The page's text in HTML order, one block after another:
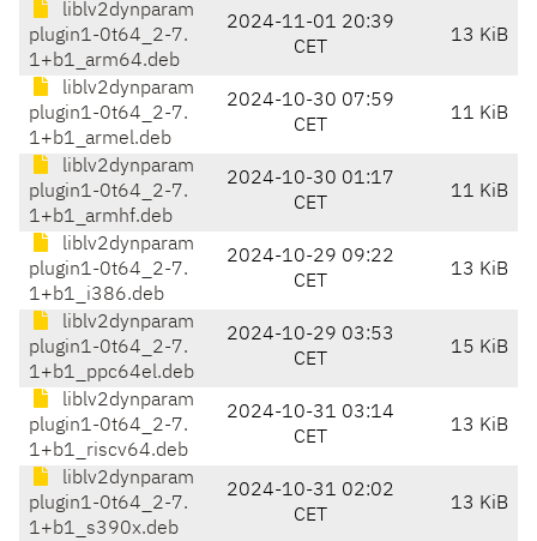
liblv2dynparam
plugin1-0t64_2-7.
1+b1_arm64.deb
2024-11-01 20:39
CET
13 KiB
liblv2dynparam
plugin1-0t64_2-7.
1+b1_armel.deb
2024-10-30 07:59
CET
11 KiB
liblv2dynparam
plugin1-0t64_2-7.
1+b1_armhf.deb
2024-10-30 01:17
CET
11 KiB
liblv2dynparam
plugin1-0t64_2-7.
1+b1_i386.deb
2024-10-29 09:22
CET
13 KiB
liblv2dynparam
plugin1-0t64_2-7.
1+b1_ppc64el.deb
2024-10-29 03:53
CET
15 KiB
liblv2dynparam
plugin1-0t64_2-7.
1+b1_riscv64.deb
2024-10-31 03:14
CET
13 KiB
liblv2dynparam
plugin1-0t64_2-7.
1+b1_s390x.deb
2024-10-31 02:02
CET
13 KiB